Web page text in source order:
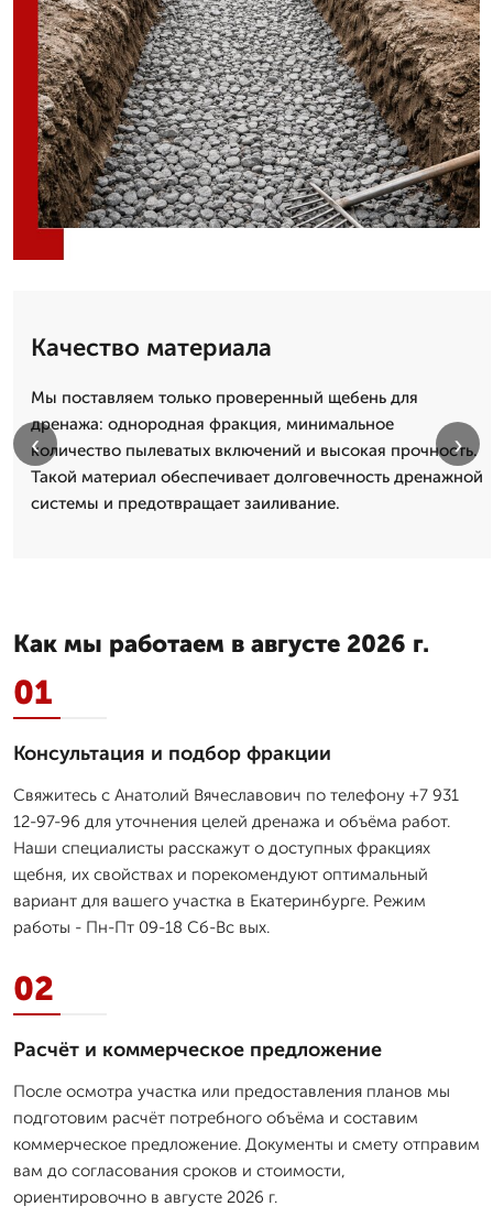
Качество материала
Мы поставляем только проверенный щебень для
дренажа: однородная фракция, минимальное
количество пылеватых включений и высокая прочность.
Такой материал обеспечивает долговечность дренажной
системы и предотвращает заиливание.
‹ ›
Как мы работаем в августе 2026 г.
01
Консультация и подбор фракции
Свяжитесь с Анатолий Вячеславович по телефону +7 931
12-97-96 для уточнения целей дренажа и объёма работ.
Наши специалисты расскажут о доступных фракциях
щебня, их свойствах и порекомендуют оптимальный
вариант для вашего участка в Екатеринбурге. Режим
работы - Пн-Пт 09-18 Сб-Вс вых.
02
Расчёт и коммерческое предложение
После осмотра участка или предоставления планов мы
подготовим расчёт потребного объёма и составим
коммерческое предложение. Документы и смету отправим
вам до согласования сроков и стоимости,
ориентировочно в августе 2026 г.